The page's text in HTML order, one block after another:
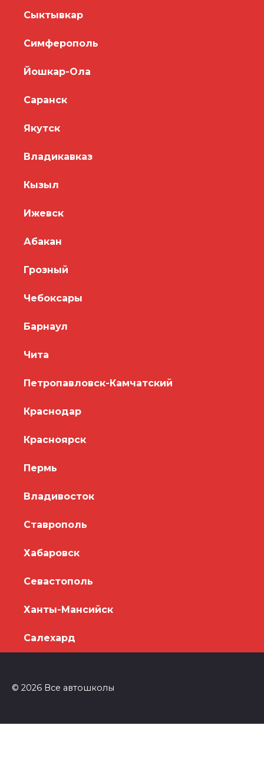
Сыктывкар
Симферополь
Йошкар-Ола
Саранск
Якутск
Владикавказ
Кызыл
Ижевск
Абакан
Грозный
Чебоксары
Барнаул
Чита
Петропавловск-Камчатский
Краснодар
Красноярск
Пермь
Владивосток
Ставрополь
Хабаровск
Севастополь
Ханты-Мансийск
Салехард
© 2026 Все автошколы